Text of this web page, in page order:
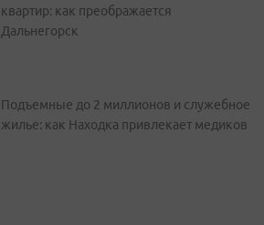
квартир: как преображается
Дальнегорск
Подъемные до 2 миллионов и служебное
жилье: как Находка привлекает медиков